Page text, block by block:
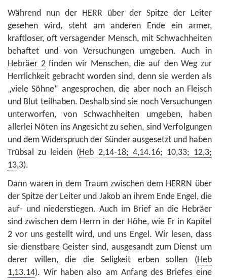
Während nun der HERR über der Spitze der Leiter
gesehen wird, steht am anderen Ende ein armer,
kraftloser, oft versagender Mensch, mit Schwachheiten
behaftet und von Versuchungen umgeben. Auch in
Hebräer 2finden wir Menschen, die auf den Weg zur
Herrlichkeit gebracht worden sind, denn sie werden als
„viele Söhne“ angesprochen, die aber noch an Fleisch
und Blut teilhaben. Deshalb sind sie noch Versuchungen
unterworfen, von Schwachheiten umgeben, haben
allerlei Nöten ins Angesicht zu sehen, sind Verfolgungen
und dem Widerspruch der Sünder ausgesetzt und haben
Trübsal zu leiden (Heb 2,14-18; 4,14.16; 10,33; 12,3;
13,3).
Dann waren in dem Traum zwischen dem HERRN über
der Spitze der Leiter und Jakob an ihrem Ende Engel, die
auf- und niederstiegen. Auch im Brief an die Hebräer
sind zwischen dem Herrn in der Höhe, wie Er in Kapitel
2 vor uns gestellt wird, und uns Engel. Wir lesen, dass
sie dienstbare Geister sind, ausgesandt zum Dienst um
derer willen, die die Seligkeit erben sollen (Heb
1,13.14). Wir haben also am Anfang des Briefes eine